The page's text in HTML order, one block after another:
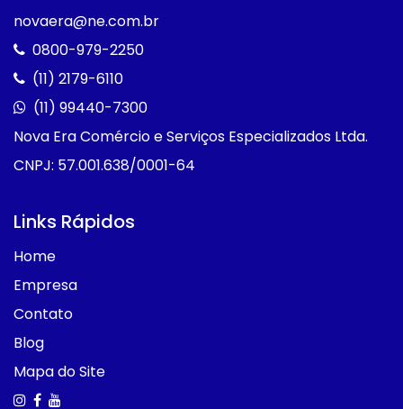
novaera@ne.com.br
0800-979-2250
(11) 2179-6110
(11) 99440-7300
Nova Era Comércio e Serviços Especializados Ltda.
CNPJ: 57.001.638/0001-64
Links Rápidos
Home
Empresa
Contato
Blog
Mapa do Site